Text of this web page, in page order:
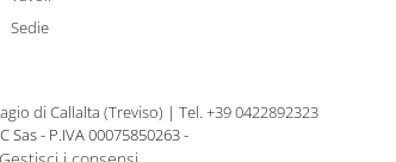
Sedie
di Callalta (Treviso) | Tel. +39 0422892323
- P.IVA 00075850263 -